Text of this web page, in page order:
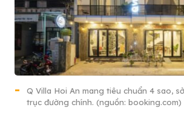
Q Villa Hoi An mang tiêu chuẩn 4 sao,
trục đường chính. (nguồn: booking.com)